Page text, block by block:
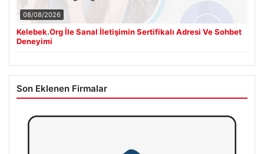
08/08/2026
Kelebek.Org İle Sanal İletişimin Sertifikalı Adresi Ve Sohbet
Deneyimi
Son Eklenen Firmalar